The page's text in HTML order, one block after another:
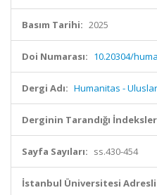
Basım Tarihi: 2025
Doi Numarası: 10.20304/
Dergi Adı: Humanitas -
Derginin Tarandığı
Sayfa Sayıları: ss.430-454
İstanbul Üniversitesi